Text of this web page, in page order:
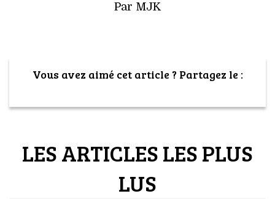
Par MJK
Vous avez aimé cet article ? Partagez le :
LES ARTICLES LES PLUS
LUS